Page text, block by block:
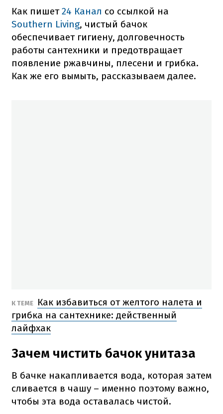
Как пишет24 Канал со ссылкой на
Southern Living, чистый бачок
обеспечивает гигиену, долговечность
работы сантехники и предотвращает
появление ржавчины, плесени и грибка.
Как же его вымыть, рассказываем далее.
К ТЕМЕ
Как избавиться от желтого налета и
грибка на сантехнике: действенный
лайфхак
Зачем чистить бачок унитаза
В бачке накапливается вода, которая затем
сливается в чашу – именно поэтому важно,
чтобы эта вода оставалась чистой.